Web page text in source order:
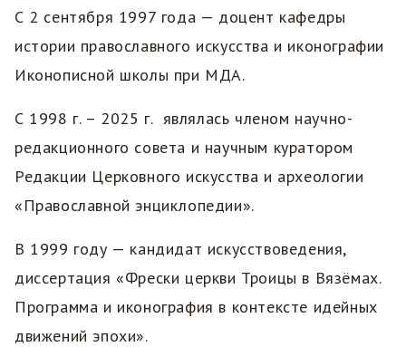
С 2 сентября 1997 года — доцент кафедры
истории православного искусства и иконографии
Иконописной школы при МДА.
С 1998 г. – 2025 г. являлась членом научно-
редакционного совета и научным куратором
Редакции Церковного искусства и археологии
«Православной энциклопедии».
В 1999 году — кандидат искусствоведения,
диссертация «Фрески церкви Троицы в Вязёмах.
Программа и иконография в контексте идейных
движений эпохи».